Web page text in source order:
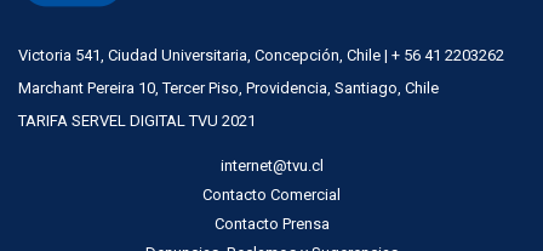
Victoria 541, Ciudad Universitaria, Concepción, Chile | + 56 41 2203262
Marchant Pereira 10, Tercer Piso, Providencia, Santiago, Chile
TARIFA SERVEL DIGITAL TVU 2021
internet@tvu.cl
Contacto Comercial
Contacto Prensa